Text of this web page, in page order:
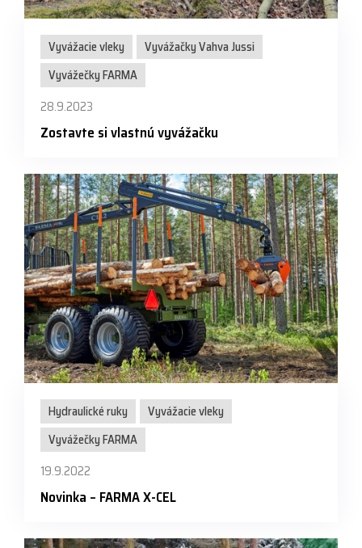
Vyvážacie vleky
Vyvážačky Vahva Jussi
Vyvážečky FARMA
28.9.2023
Zostavte si vlastnú vyvážačku
Hydraulické ruky
Vyvážacie vleky
Vyvážečky FARMA
19.9.2022
Novinka – FARMA X-CEL